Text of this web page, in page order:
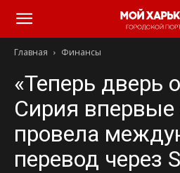
Главная Финансы
«Теперь дверь
Сирия впервые
провела
перевод через